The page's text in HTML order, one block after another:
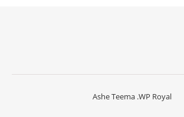
Ashe Teema .WP Royal